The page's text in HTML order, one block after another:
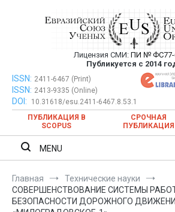
Евразийский Союз
публикация научных
ежемесячном
Лицензия СМИ: ПИ № ФС77-
Публикуется с 2014
Евразийский Союз Ученых —
ежемесячном научном
ISSN: 2411-6467 (Print)
ISSN: 2413-9335 (Online)
DOI:
10.31618/esu.2411-6467.8.53.1
ПУБЛИКАЦИЯ В
SCOPUS
СРОЧНАЯ
ПУБЛИКАЦИЯ
MENU
Главная
Технические науки
СОВЕРШЕНСТВОВАНИЕ СИСТЕМЫ
БЕЗОПАСНОСТИ ДОРОЖНОГО